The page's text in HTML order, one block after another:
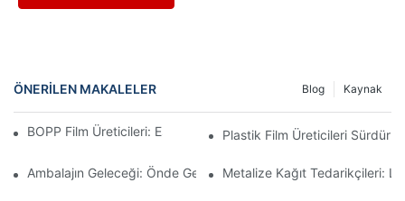
ÖNERILEN MAKALELER Kaynak
Blog
BOPP Film Üreticileri: Esnek Ambalajın Omurgası
Plastik Film Üreticileri
Ambalajın Geleceği: Önde Gelen Malzeme Üreticilerinden Elde
Metalize Kağıt Tedarikçileri: